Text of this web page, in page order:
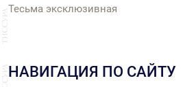
Тесьма эксклюзивная
НАВИГАЦИЯ ПО САЙТУ